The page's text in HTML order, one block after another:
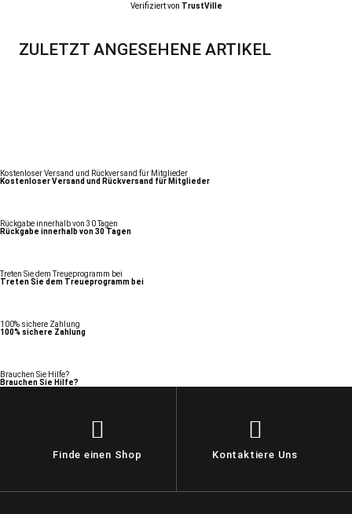
Verifiziert von TrustVille
ZULETZT ANGESEHENE ARTIKEL
Kostenloser Versand und Rückversand für Mitglieder
Kostenloser Versand und Rückversand für Mitglieder
Rückgabe innerhalb von 30 Tagen
Rückgabe innerhalb von 30 Tagen
Treten Sie dem Treueprogramm bei
Treten Sie dem Treueprogramm bei
100% sichere Zahlung
100% sichere Zahlung
Brauchen Sie Hilfe?
Brauchen Sie Hilfe?
Finde einen Shop Kontaktiere Uns